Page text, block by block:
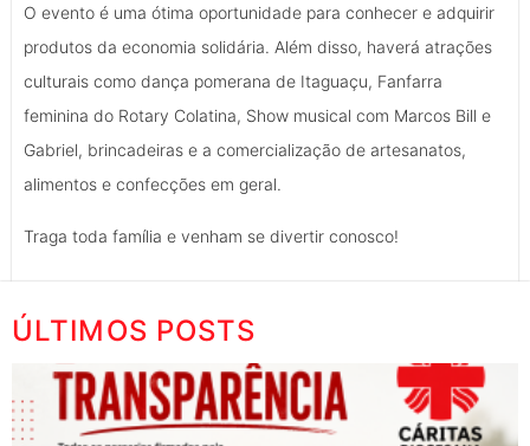
O evento é uma ótima oportunidade para conhecer e adquirir
produtos da economia solidária. Além disso, haverá atrações
culturais como dança pomerana de Itaguaçu, Fanfarra
feminina do Rotary Colatina, Show musical com Marcos Bill e
Gabriel, brincadeiras e a comercialização de artesanatos,
alimentos e confecções em geral.
Traga toda família e venham se divertir conosco!
ÚLTIMOS POSTS